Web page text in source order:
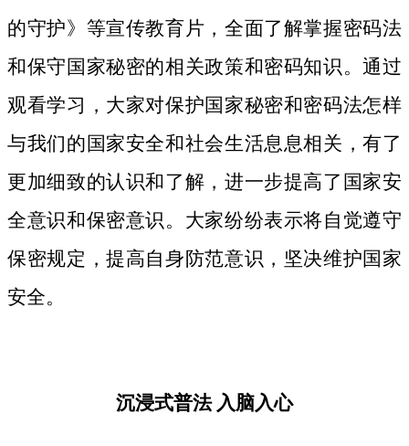
的守护》等宣传教育片， 全面了解掌握密码法
和保守国家秘密的相关政策和密码知识。通过
观看学习，大家对保护国家秘密和密码法怎样
与我们的国家安全和社会生活息息相关，有了
更加细致的认识和了解，进一步提高了国家安
全意识和保密意识。大家纷纷表示将自觉遵守
保密规定，提高自身防范意识，坚决维护国家
安全。
沉浸式普法 入脑入心